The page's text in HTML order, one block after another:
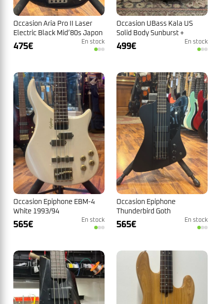
Occasion Aria Pro II Laser
Electric Black Mid’80s Japon
N°5101312
475€ En stock
Occasion UBass Kala US
Solid Body Sunburst +
Housse
499€ En stock
Occasion Epiphone EBM-4
White 1993/94
565€ En stock
Occasion Epiphone
Thunderbird Goth
N°1G10201315
565€ En stock